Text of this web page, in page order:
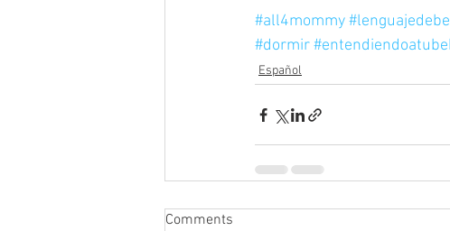
#all4mommy
#dormir
Español
Comments